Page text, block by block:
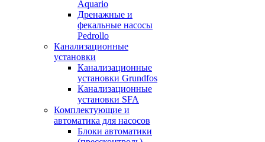
Aquario
Дренажные и
фекальные насосы
Pedrollo
Канализационные
установки
Канализационные
установки Grundfos
Канализационные
установки SFA
Комплектующие и
автоматика для насосов
Блоки автоматики